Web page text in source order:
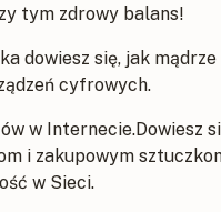
tym zdrowy balans!
dowiesz się, jak
cyfrowych.
w Internecie.Dowiesz
i zakupowym
w Sieci.